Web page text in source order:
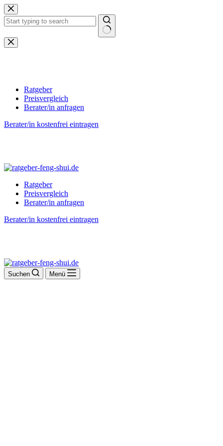
Zum
Inhalt
springen
Keine
Ergebnisse
Ratgeber
Preisvergleich
Berater/in anfragen
Berater/in kostenfrei eintragen
Ratgeber
Preisvergleich
Berater/in anfragen
Berater/in kostenfrei eintragen
Suchen Menü